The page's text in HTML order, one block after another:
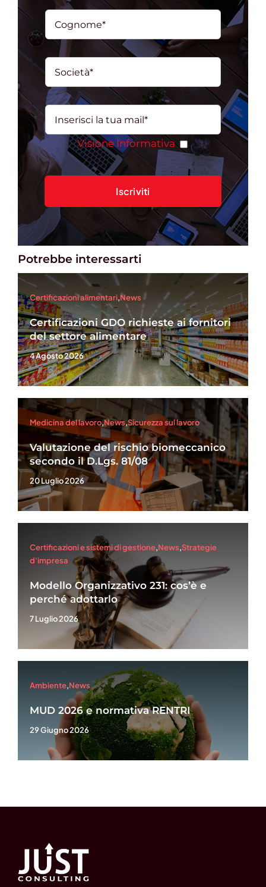
Visione Informativa
Potrebbe interessarti
Certificazioni alimentari,News
Certificazioni GDO richieste ai fornitori
del settore alimentare
4 Agosto 2026
Medicina del lavoro,News,Sicurezza sul lavoro
Valutazione del rischio biomeccanico
secondo il D.Lgs. 81/08
20 Luglio 2026
Certificazioni e sistemi di gestione,News,Strategie
d'impresa
Modello Organizzativo 231: cos’è e
perché adottarlo
7 Luglio 2026
Ambiente,News
MUD 2026 e normativa RENTRI
29 Giugno 2026